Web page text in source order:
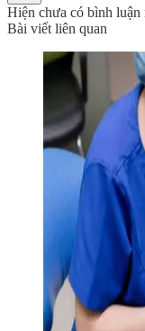
Hiện chưa có bình luận
Bài viết liên quan